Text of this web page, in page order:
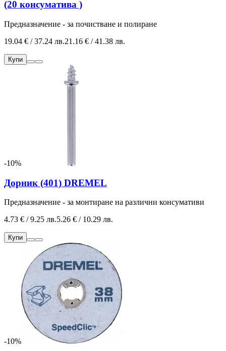
(20 консуматива )
Предназначение - за почистване и полиране
19.04 € / 37.24 лв.21.16 € / 41.38 лв.
Купи
-10%
Дорник (401) DREMEL
Предназначение - за монтиране на различни консумативи
4.73 € / 9.25 лв.5.26 € / 10.29 лв.
Купи
-10%